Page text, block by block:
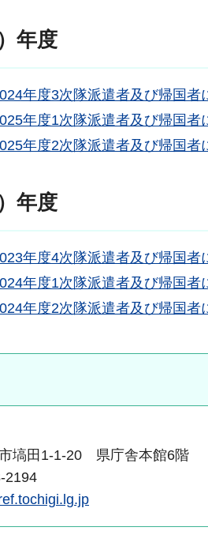
年度
年度3次隊派遣者及び帰国者
年度1次隊派遣者及び帰国者
年度2次隊派遣者及び帰国者
年度
年度4次隊派遣者及び帰国者
年度1次隊派遣者及び帰国者
年度2次隊派遣者及び帰国者
塙田1-1-20 県庁舎本館6階
2194